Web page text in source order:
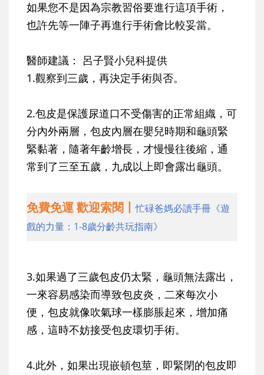
如果您不是因為宗教習俗要進行這項手術，
也許先等一陣子再進行手術會比較妥當。
醫師建議：
呂子賢小兒科提供
1.觀察到三歲，再決定手術與否。
2.包皮是保護尿道口不受傷害的正常組織，可
分內外兩層，包皮內層在嬰兒時期和龜頭緊
緊黏著，隨著年齡增長，才慢慢往後縮，通
常到了三至五歲，九成以上即會露出龜頭。
免費免運 歡迎索閱丨忙碌爸媽必讀手冊《遊
戲的力量：1-8歲分齡共玩指南》
3.如果過了三歲包皮仍太緊，龜頭無法露出，
一來容易感染而導致包皮炎，二來每次小
便，包皮就像吹氣球一樣膨脹起來，增加痛
感，這時不妨接受包皮環切手術。
4.此外，如果出現嵌頓包莖，即緊閉的包皮即